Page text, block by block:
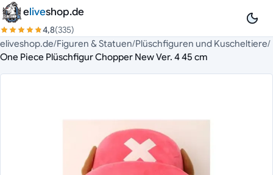
Zum Inhalt springen
eliveshop.de
4,8(335)
eliveshop.de/Figuren & Statuen/Plüschfiguren und Kuscheltiere/
One Piece Plüschfigur Chopper New Ver. 4 45 cm